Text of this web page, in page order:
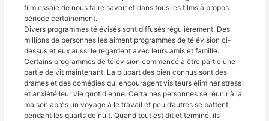
film essaie de nous faire savoir et dans tous les films à propos
période certainement.
Divers programmes télévisés sont diffusés régulièrement. Des
millions de personnes les aiment programmes de télévision ci-
dessus et eux aussi le regardent avec leurs amis et famille.
Certains programmes de télévision commencé à être partie une
partie de vit maintenant. La plupart des bien connus sont des
drames et des comédies qui encouragent visiteurs éliminer stress
et anxiété leur vie quotidienne. Certaines personnes se réunir à la
maison après un voyage à le travail et peu d’autres se battent
pendant les quarts de nuit. Quand tout est dit et terminé, ils